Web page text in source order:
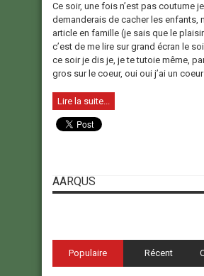
Ce soir, une fois n’est pas coutume
demanderais de cacher les enfants,
article en famille (je sais que le
c’est de me lire sur grand écran le
ce soir je dis je, je te tutoie même,
gros sur le coeur, oui oui j’ai un coeur
Lire la suite...
AARQUS
Populaire Récent